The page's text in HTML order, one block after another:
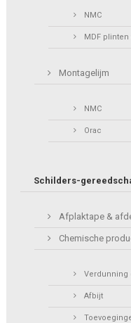
NMC
MDF
Montagelijm
NMC
Orac
Schilders-
Afplaktape &
Chemische
Verdunning
Afbijt